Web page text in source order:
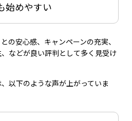
始めやすい
の安心感、キャンペーンの充実、
などが良い評判として多く見受け
以下のような声が上がっていま